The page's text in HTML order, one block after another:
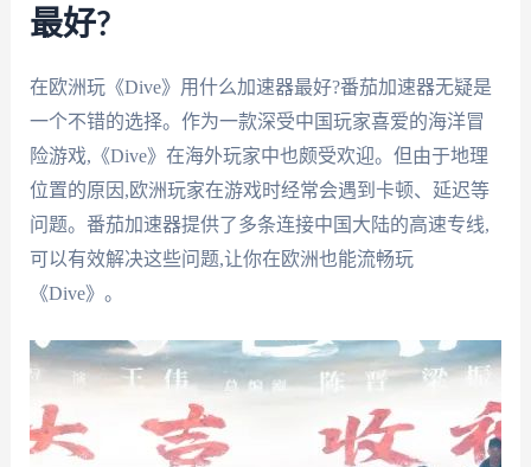
最好?
在欧洲玩《Dive》用什么加速器最好?番茄加速器无疑是
一个不错的选择。作为一款深受中国玩家喜爱的海洋冒
险游戏,《Dive》在海外玩家中也颇受欢迎。但由于地理
位置的原因,欧洲玩家在游戏时经常会遇到卡顿、延迟等
问题。番茄加速器提供了多条连接中国大陆的高速专线,
可以有效解决这些问题,让你在欧洲也能流畅玩
《Dive》。